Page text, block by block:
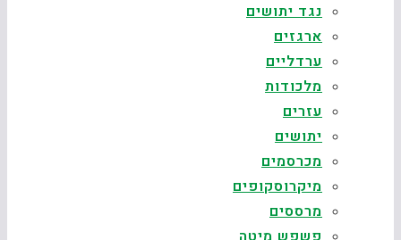
נגד יתושים
ארגזים
ערדליים
מלכודות
עזרים
יתושים
מכרסמים
מיקרוסקופים
מרססים